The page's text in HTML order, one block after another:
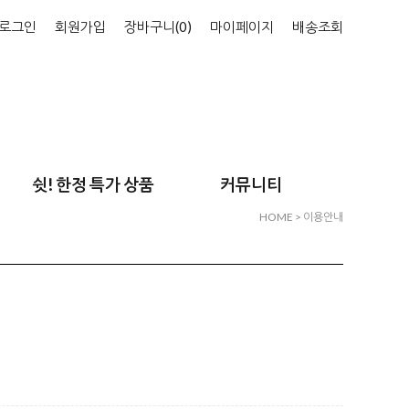
그인 회원가입 장바구니(0) 마이페이지 배송조회
쉿! 한정 특가 상품 커뮤니티
HOME > 이용안내